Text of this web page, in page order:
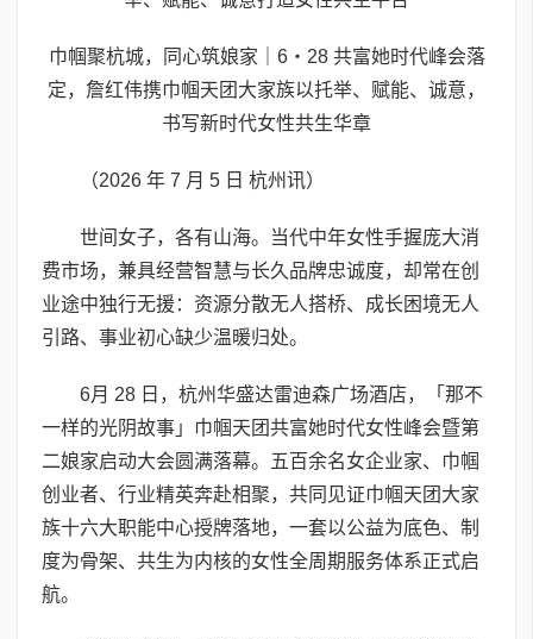
巾帼聚杭城，同心筑娘家｜6・28 共富她时代峰会落
定，詹红伟携巾帼天团大家族以托举、赋能、诚意，
书写新时代女性共生华章
（2026 年 7 月 5 日 杭州讯）
世间女子，各有山海。当代中年女性手握庞大消
费市场，兼具经营智慧与长久品牌忠诚度，却常在创
业途中独行无援：资源分散无人搭桥、成长困境无人
引路、事业初心缺少温暖归处。
6月 28 日，杭州华盛达雷迪森广场酒店，「那不
一样的光阴故事」巾帼天团共富她时代女性峰会暨第
二娘家启动大会圆满落幕。五百余名女企业家、巾帼
创业者、行业精英奔赴相聚，共同见证巾帼天团大家
族十六大职能中心授牌落地，一套以公益为底色、制
度为骨架、共生为内核的女性全周期服务体系正式启
航。